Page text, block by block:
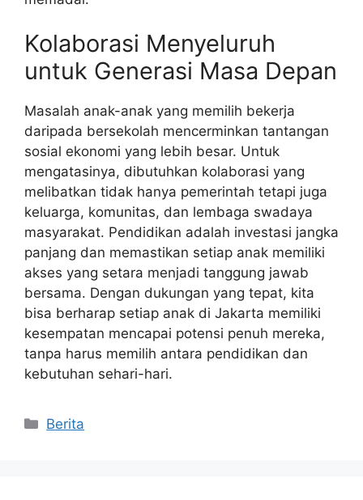
Kolaborasi Menyeluruh
untuk Generasi Masa Depan
Masalah anak-anak yang memilih bekerja
daripada bersekolah mencerminkan tantangan
sosial ekonomi yang lebih besar. Untuk
mengatasinya, dibutuhkan kolaborasi yang
melibatkan tidak hanya pemerintah tetapi juga
keluarga, komunitas, dan lembaga swadaya
masyarakat. Pendidikan adalah investasi jangka
panjang dan memastikan setiap anak memiliki
akses yang setara menjadi tanggung jawab
bersama. Dengan dukungan yang tepat, kita
bisa berharap setiap anak di Jakarta memiliki
kesempatan mencapai potensi penuh mereka,
tanpa harus memilih antara pendidikan dan
kebutuhan sehari-hari.
Kategori
Berita